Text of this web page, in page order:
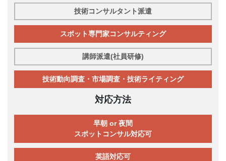
技術コンサルタント派遣
スポット専門家コンサルティング
講師派遣(社員研修)
技術動向調査・市場調査・技術ライティング
対応方法
早朝 or 夜間
スポットコンサル対応可
英語対応可